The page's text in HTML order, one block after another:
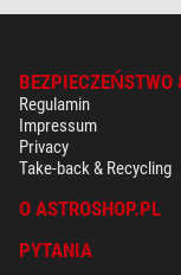
BEZPIECZEŃSTWO
Regulamin
Impressum
Privacy
Take-back & Recycling
O ASTROSHOP.PL
PYTANIA